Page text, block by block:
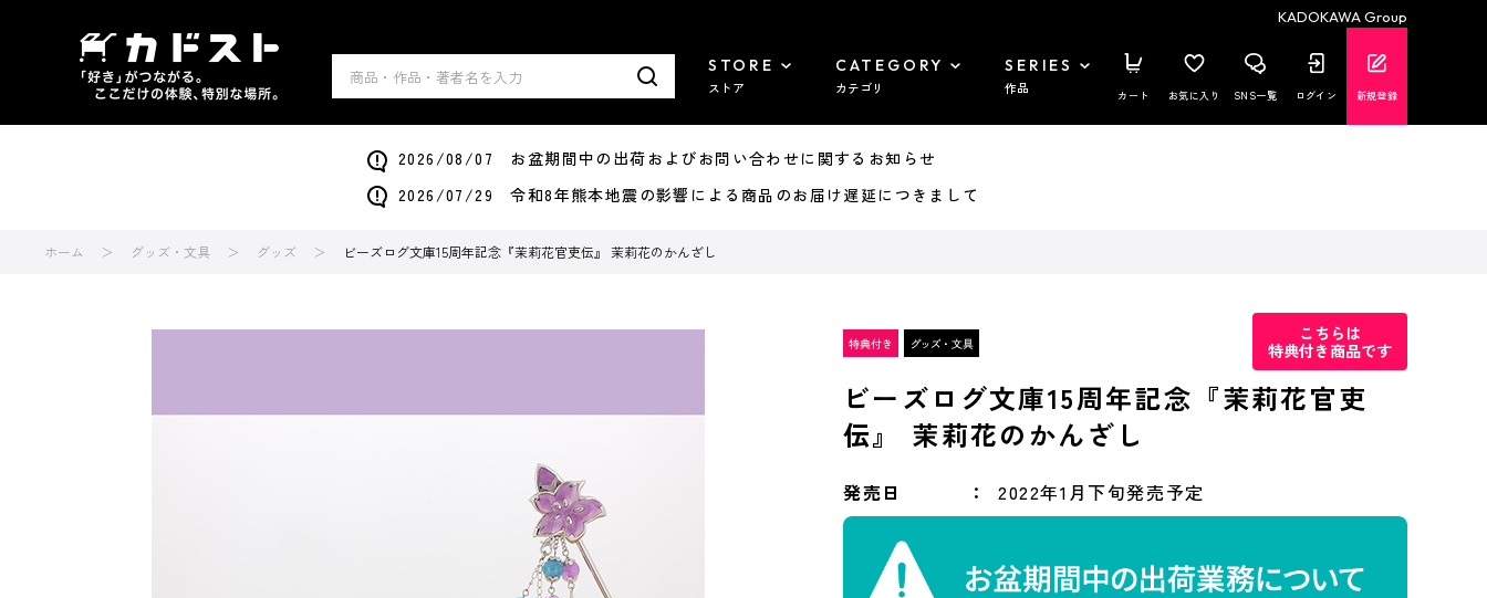
KADOKAWA Group
STORE
ストア
CATEGORY
カテゴリ
SERIES
作品 カート お気に入り SNS一覧 ログイン 新規登録
2026/08/07 お盆期間中の出荷およびお問い合わせに関するお知らせ
2026/07/29 令和8年熊本地震の影響による商品のお届け遅延につきまして
ホーム グッズ・文具 グッズ ビーズログ文庫15周年記念『茉莉花官吏伝』 茉莉花のかんざし
こちらは
特典付き商品です
ビーズログ文庫15周年記念『茉莉花官吏
伝』 茉莉花のかんざし
発売日 2022年1月下旬発売予定